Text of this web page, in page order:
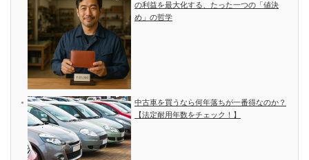
の利益を最大化する、たった一つの「値決
め」の哲学
中古車を買うなら何年落ちが一番得なのか？
【法定耐用年数をチェック！】